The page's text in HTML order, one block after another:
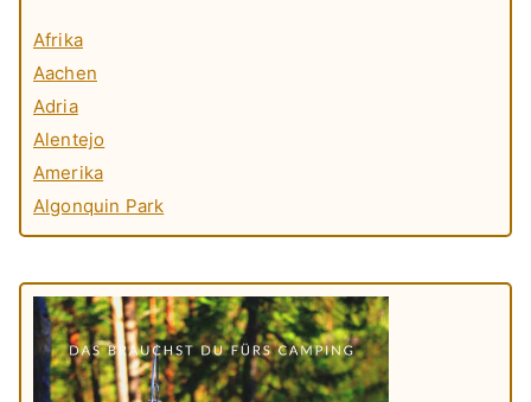
Afrika
Aachen
Adria
Alentejo
Amerika
Algonquin Park